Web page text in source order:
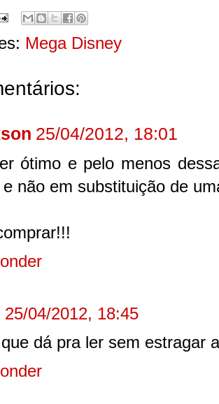
Mega Disney
25/04/2012, 18:01
ótimo e pelo menos
e não em substituição de
25/04/2012, 18:45
dá pra ler sem estragar